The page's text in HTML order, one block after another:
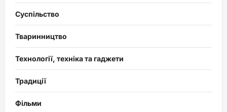
Суспільство
Тваринництво
Технології, техніка та гаджети
Традиції
Фільми